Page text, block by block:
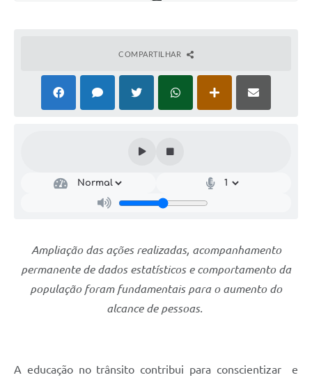
COMPARTILHAR
Ampliação das ações realizadas, acompanhamento
permanente de dados estatísticos e comportamento da
população foram fundamentais para o aumento do
alcance de pessoas.
A educação no trânsito contribui para conscientizar e